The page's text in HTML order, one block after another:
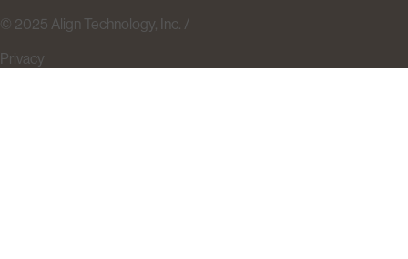
© 2025 Align Technology, Inc. /
Privacy